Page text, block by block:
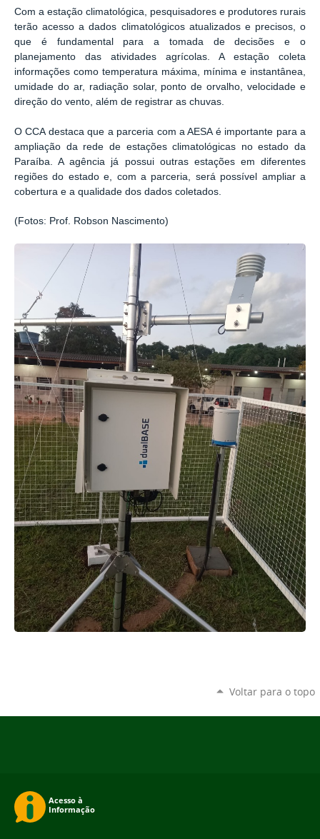
Com a estação climatológica, pesquisadores e produtores rurais
terão acesso a dados climatológicos atualizados e precisos, o
que é fundamental para a tomada de decisões e o
planejamento das atividades agrícolas. A estação coleta
informações como temperatura máxima, mínima e instantânea,
umidade do ar, radiação solar, ponto de orvalho, velocidade e
direção do vento, além de registrar as chuvas.
O CCA destaca que a parceria com a AESA é importante para a
ampliação da rede de estações climatológicas no estado da
Paraíba. A agência já possui outras estações em diferentes
regiões do estado e, com a parceria, será possível ampliar a
cobertura e a qualidade dos dados coletados.
(Fotos: Prof. Robson Nascimento)
Voltar para o topo